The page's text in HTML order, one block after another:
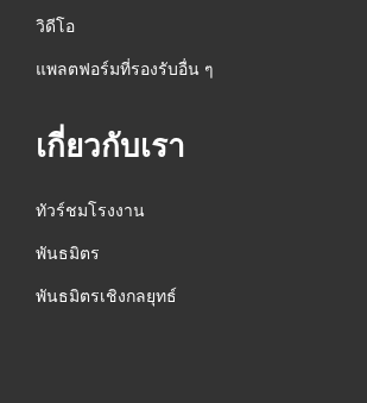
วิดีโอ
แพลตฟอร์มที่รองรับอื่น ๆ
เกี่ยวกับเรา
ทัวร์ชมโรงงาน
พันธมิตร
พันธมิตรเชิงกลยุทธ์